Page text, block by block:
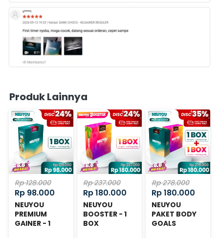
Produk Lainnya
Rp 128.000
Rp 98.000
NEUYOU
PREMIUM
GAINER - 1
Rp 237.000
Rp 180.000
NEUYOU
BOOSTER - 1
BOX
Rp 278.000
Rp 180.000
NEUYOU
PAKET BODY
GOALS